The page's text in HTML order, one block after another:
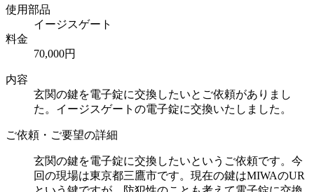
使用部品
イージスゲート
料金
70,000円
内容
玄関の鍵を電子錠に交換したいとご依頼がありまし
た。イージスゲートの電子錠に交換いたしました。
ご依頼・ご要望の詳細
玄関の鍵を電子錠に交換したいというご依頼です。今
回の現場は東京都三鷹市です。現在の鍵はMIWAのUR